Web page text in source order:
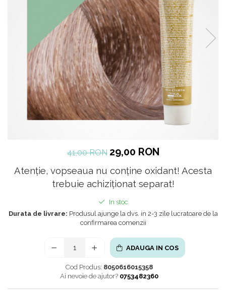
41,00 RON 29,00 RON
Atenție, vopseaua nu conține oxidant! Acesta
trebuie achiziționat separat!
In stoc
Durata de livrare: Produsul ajunge la dvs. in 2-3 zile lucratoare de la
confirmarea comenzii
ADAUGA IN COS
Cod Produs: 8050616015358
Ai nevoie de ajutor? 0753482360